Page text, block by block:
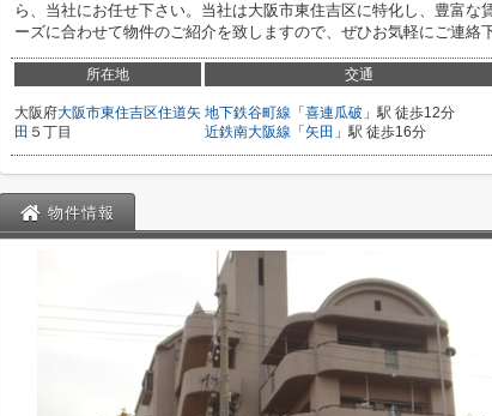
ら、当社にお任せ下さい。当社は大阪市東住吉区に特化し、豊富
ーズに合わせて物件のご紹介を致しますので、ぜひお気軽にご連絡
所在地 交通
大阪府大阪市東住吉区住道矢
田 ５丁目
地下鉄谷町線 「 喜連瓜破 」駅 徒歩12分
近鉄南大阪線 「 矢田 」駅 徒歩16分
物件情報